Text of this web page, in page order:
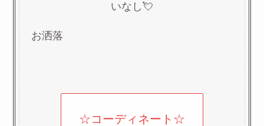
いなし💘
お洒落
☆コーディネート☆